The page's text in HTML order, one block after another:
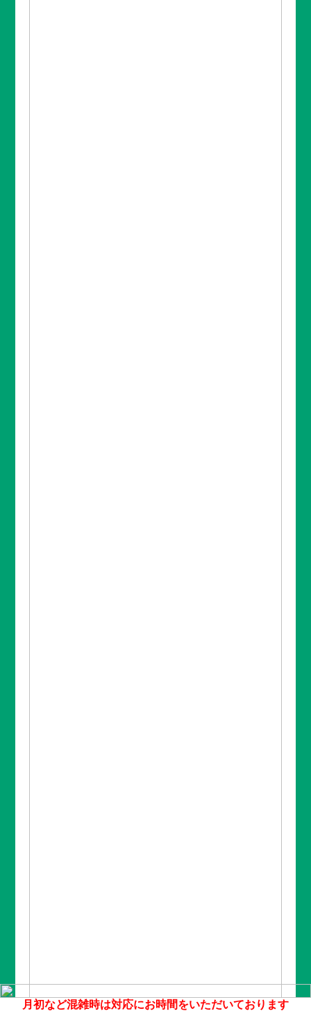
月初など混雑時は対応にお時間をいただいております